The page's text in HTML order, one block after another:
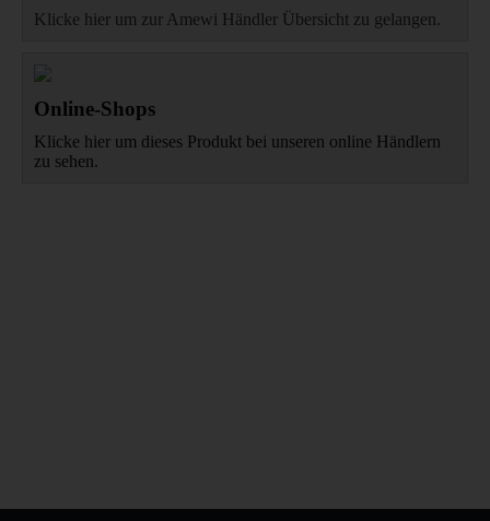
Klicke hier um zur Amewi Händler Übersicht zu gelangen.
Online-Shops
Klicke hier um dieses Produkt bei unseren online Händlern
zu sehen.